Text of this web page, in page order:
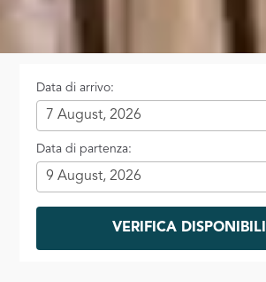
Data di arrivo:
Data di partenza:
VERIFICA